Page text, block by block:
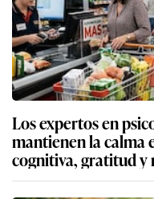
Los expertos en
mantienen la calma
cognitiva, gratitud